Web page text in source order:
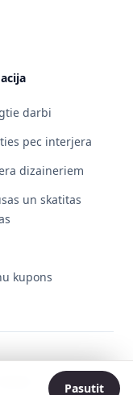
Pasutit
darbi
pec interjera
dizaineriem
un skatitas
kupons